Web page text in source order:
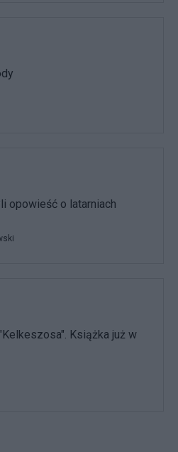
opowieść o latarniach
Książka już w